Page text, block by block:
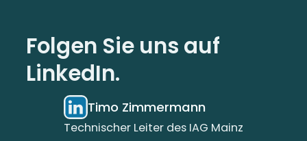
Folgen Sie uns auf
LinkedIn.
Timo Zimmermann
Technischer Leiter des IAG Mainz